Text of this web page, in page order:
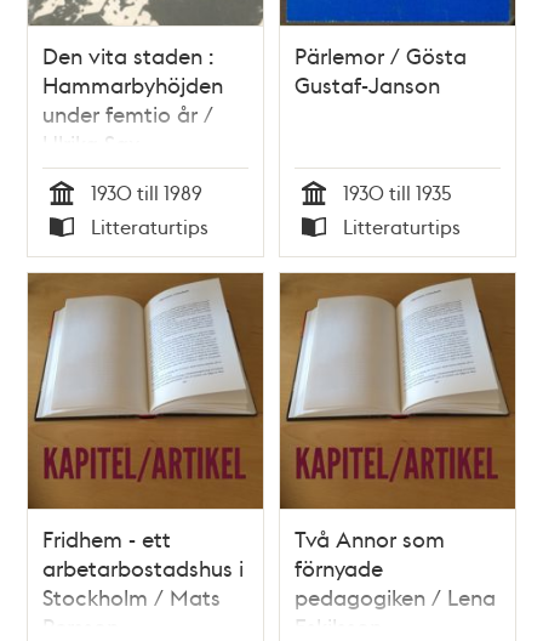
Den vita staden :
Hammarbyhöjden
under femtio år /
Ulrika Sax
Tid
1930 till 1989
Typ
Litteraturtips
Pärlemor / Gösta
Gustaf-Janson
Tid
1930 till 1935
Typ
Litteraturtips
Fridhem - ett
arbetarbostadshus i
Stockholm / Mats
Persson
Två Annor som
förnyade
pedagogiken / Lena
Eskilsson